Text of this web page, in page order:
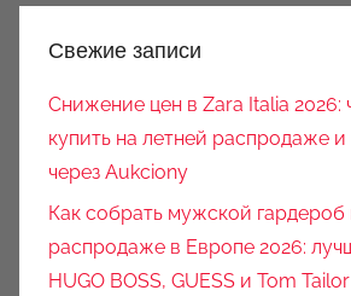
Свежие записи
Снижение цен в Zara Italia 2026:
купить на летней распродаже и
через Aukciony
Как собрать мужской гардероб
распродаже в Европе 2026:
HUGO BOSS, GUESS и Tom Tailor